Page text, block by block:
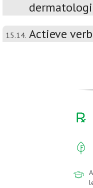
15.14. Actieve